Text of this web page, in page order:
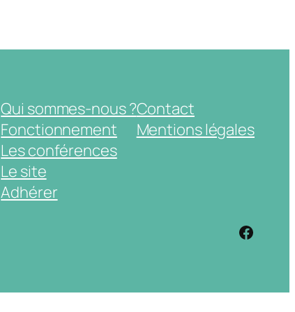
Qui sommes-nous ?
Fonctionnement
Les conférences
Le site
Adhérer
Contact
Mentions légales